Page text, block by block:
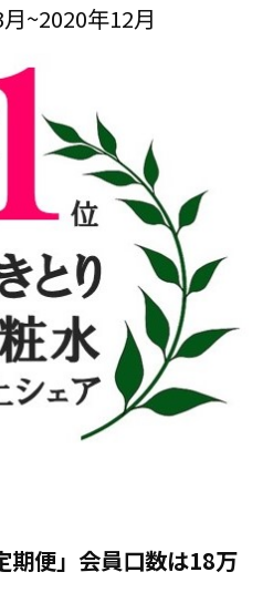
~2020年12月
期便」会員口数は18万